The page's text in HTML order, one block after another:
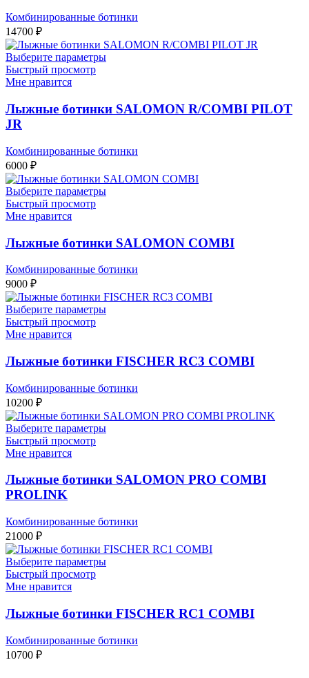
Комбинированные ботинки
14700 ₽
Выберите параметры
Быстрый просмотр
Мне нравится
Лыжные ботинки SALOMON R/COMBI PILOT
JR
Комбинированные ботинки
6000 ₽
Выберите параметры
Быстрый просмотр
Мне нравится
Лыжные ботинки SALOMON COMBI
Комбинированные ботинки
9000 ₽
Выберите параметры
Быстрый просмотр
Мне нравится
Лыжные ботинки FISCHER RC3 COMBI
Комбинированные ботинки
10200 ₽
Выберите параметры
Быстрый просмотр
Мне нравится
Лыжные ботинки SALOMON PRO COMBI
PROLINK
Комбинированные ботинки
21000 ₽
Выберите параметры
Быстрый просмотр
Мне нравится
Лыжные ботинки FISCHER RC1 COMBI
Комбинированные ботинки
10700 ₽